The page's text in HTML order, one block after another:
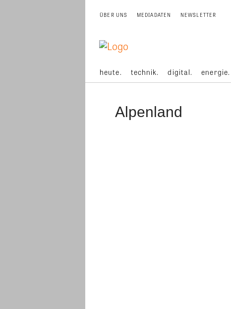
ÜBER UNS MEDIADATEN NEWSLETTER
heute. technik. digital. energie.
Alpenland